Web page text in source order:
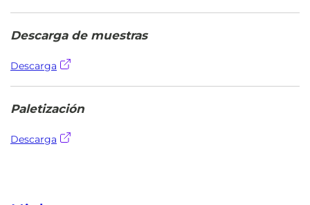
Descarga de muestras
Descarga
Paletización
Descarga